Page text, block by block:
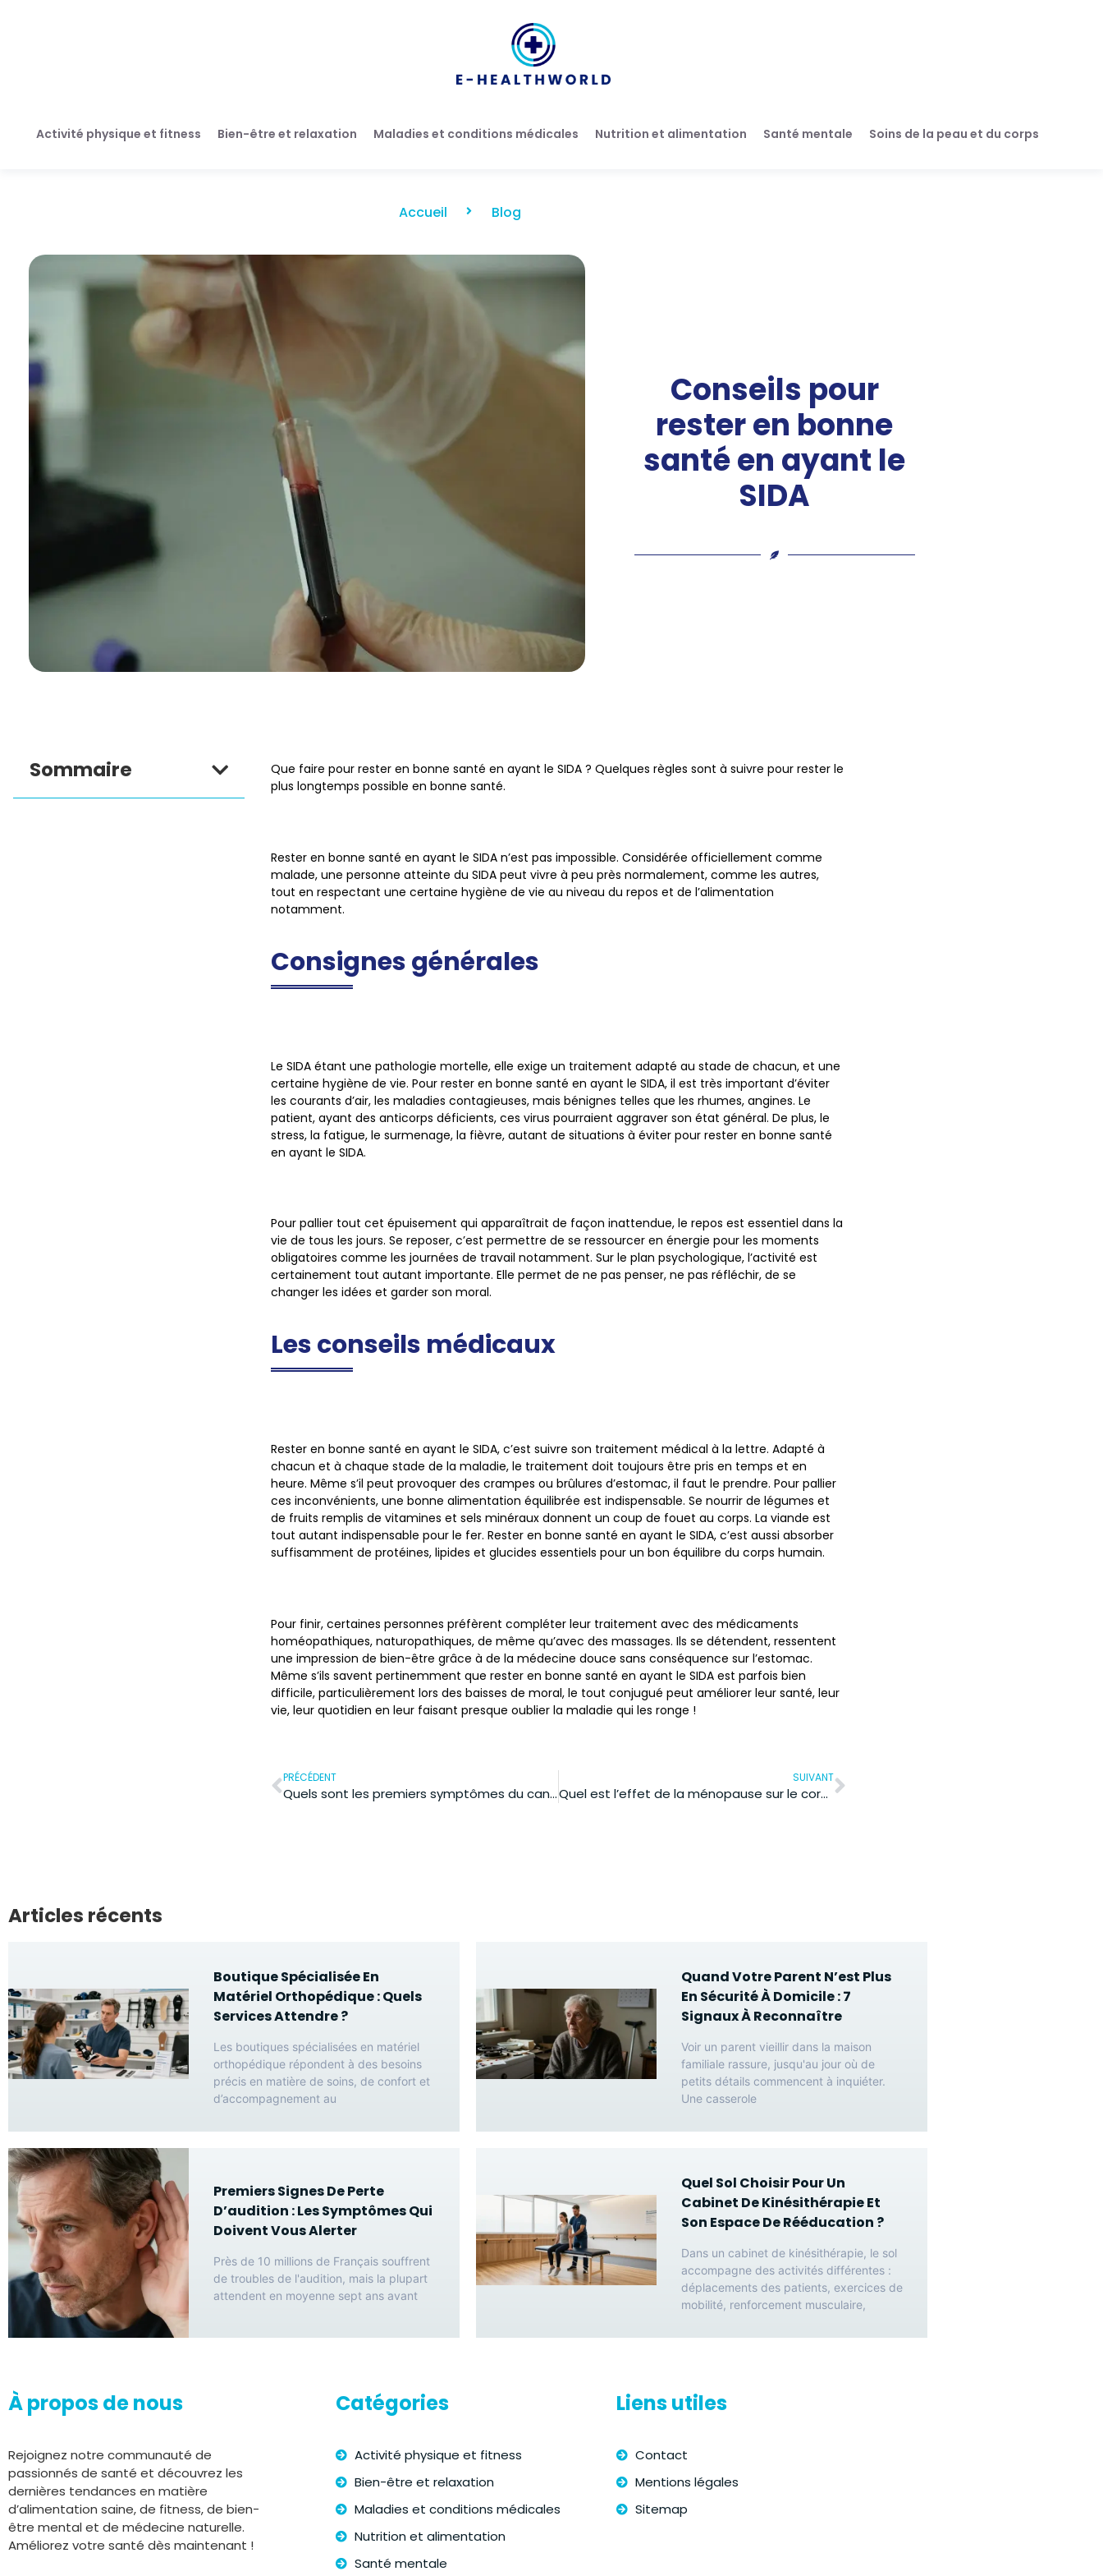
Activité physique et fitness Bien-être et relaxation Maladies et conditions médicales Nutrition et alimentation Santé mentale Soins de la peau et du corps
Accueil Blog
Conseils pour
rester en bonne
santé en ayant le
SIDA
Sommaire
Que faire pour rester en bonne santé en ayant le SIDA ? Quelques règles sont à suivre pour rester le
plus longtemps possible en bonne santé.
Rester en bonne santé en ayant le SIDA n’est pas impossible. Considérée officiellement comme
malade, une personne atteinte du SIDA peut vivre à peu près normalement, comme les autres,
tout en respectant une certaine hygiène de vie au niveau du repos et de l’alimentation
notamment.
Consignes générales
Le SIDA étant une pathologie mortelle, elle exige un traitement adapté au stade de chacun, et une
certaine hygiène de vie. Pour rester en bonne santé en ayant le SIDA, il est très important d’éviter
les courants d’air, les maladies contagieuses, mais bénignes telles que les rhumes, angines. Le
patient, ayant des anticorps déficients, ces virus pourraient aggraver son état général. De plus, le
stress, la fatigue, le surmenage, la fièvre, autant de situations à éviter pour rester en bonne santé
en ayant le SIDA.
Pour pallier tout cet épuisement qui apparaîtrait de façon inattendue, le repos est essentiel dans la
vie de tous les jours. Se reposer, c’est permettre de se ressourcer en énergie pour les moments
obligatoires comme les journées de travail notamment. Sur le plan psychologique, l’activité est
certainement tout autant importante. Elle permet de ne pas penser, ne pas réfléchir, de se
changer les idées et garder son moral.
Les conseils médicaux
Rester en bonne santé en ayant le SIDA, c’est suivre son traitement médical à la lettre. Adapté à
chacun et à chaque stade de la maladie, le traitement doit toujours être pris en temps et en
heure. Même s’il peut provoquer des crampes ou brûlures d’estomac, il faut le prendre. Pour pallier
ces inconvénients, une bonne alimentation équilibrée est indispensable. Se nourrir de légumes et
de fruits remplis de vitamines et sels minéraux donnent un coup de fouet au corps. La viande est
tout autant indispensable pour le fer. Rester en bonne santé en ayant le SIDA, c’est aussi absorber
suffisamment de protéines, lipides et glucides essentiels pour un bon équilibre du corps humain.
Pour finir, certaines personnes préfèrent compléter leur traitement avec des médicaments
homéopathiques, naturopathiques, de même qu’avec des massages. Ils se détendent, ressentent
une impression de bien-être grâce à de la médecine douce sans conséquence sur l’estomac.
Même s’ils savent pertinemment que rester en bonne santé en ayant le SIDA est parfois bien
difficile, particulièrement lors des baisses de moral, le tout conjugué peut améliorer leur santé, leur
vie, leur quotidien en leur faisant presque oublier la maladie qui les ronge !
PRÉCÉDENT
Quels sont les premiers symptômes du cancer de la vessie ?
SUIVANT
Quel est l’effet de la ménopause sur le corps ?
Articles récents
Boutique Spécialisée En
Matériel Orthopédique : Quels
Services Attendre ?
Les boutiques spécialisées en matériel
orthopédique répondent à des besoins
précis en matière de soins, de confort et
d’accompagnement au
Quand Votre Parent N’est Plus
En Sécurité À Domicile : 7
Signaux À Reconnaître
Voir un parent vieillir dans la maison
familiale rassure, jusqu'au jour où de
petits détails commencent à inquiéter.
Une casserole
Premiers Signes De Perte
D’audition : Les Symptômes Qui
Doivent Vous Alerter
Près de 10 millions de Français souffrent
de troubles de l'audition, mais la plupart
attendent en moyenne sept ans avant
Quel Sol Choisir Pour Un
Cabinet De Kinésithérapie Et
Son Espace De Rééducation ?
Dans un cabinet de kinésithérapie, le sol
accompagne des activités différentes :
déplacements des patients, exercices de
mobilité, renforcement musculaire,
À propos de nous
Rejoignez notre communauté de
passionnés de santé et découvrez les
dernières tendances en matière
d’alimentation saine, de fitness, de bien-
être mental et de médecine naturelle.
Améliorez votre santé dès maintenant !
Catégories
Activité physique et fitness
Bien-être et relaxation
Maladies et conditions médicales
Nutrition et alimentation
Santé mentale
Liens utiles
Contact
Mentions légales
Sitemap